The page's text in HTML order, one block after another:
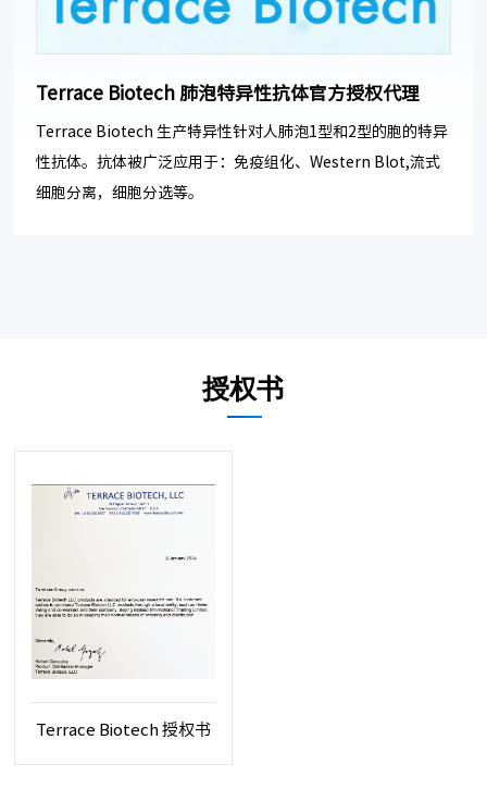
Terrace Biotech 肺泡特异性抗体官方授权代理
Terrace Biotech 生产特异性针对人肺泡1型和2型的胞的特异
性抗体。抗体被广泛应用于：免疫组化、Western Blot,流式
细胞分离，细胞分选等。
授权书
Terrace Biotech 授权书